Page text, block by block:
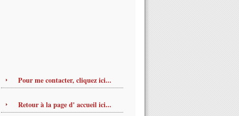
Pour me contacter, cliquez ici...
Retour à la page d' accueil ici...